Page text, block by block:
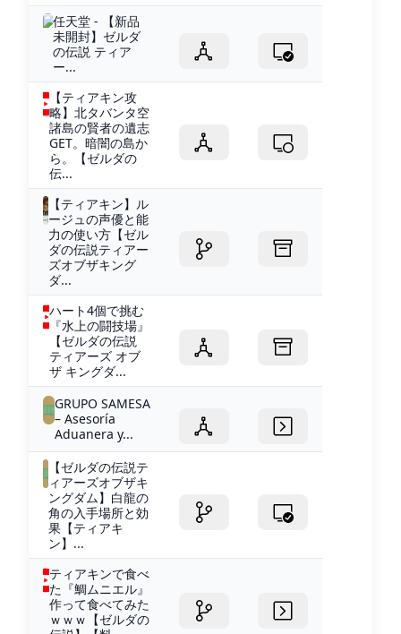
任天堂 - 【新品
未開封】ゼルダ
の伝説 ティア
ー...
【ティアキン攻
略】北タバンタ空
諸島の賢者の遺志
GET。暗闇の島か
ら。【ゼルダの
伝...
【ティアキン】ル
ージュの声優と能
力の使い方【ゼル
ダの伝説ティアー
ズオブザキング
ダ...
ハート4個で挑む
『水上の闘技場』
【ゼルダの伝説
ティアーズ オブ
ザ キングダ...
GRUPO SAMESA
– Asesoría
Aduanera y...
【ゼルダの伝説テ
ィアーズオブザキ
ングダム】白龍の
角の入手場所と効
果【ティアキ
ン】...
ティアキンで食べ
た『鯛ムニエル』
作って食べてみた
ｗｗｗ【ゼルダの